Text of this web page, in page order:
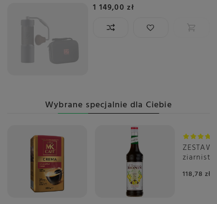
1 149,00 zł
Wybrane specjalnie dla Ciebie
118,78 zł